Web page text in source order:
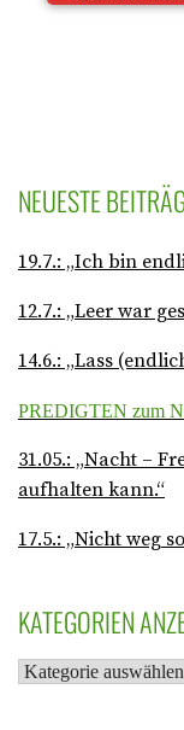
NEUESTE
19.7.: „Ich bin
12.7.: „Leer war
14.6.: „Lass
PREDIGTEN zum
31.05.: „Nacht –
aufhalten kann.“
17.5.: „Nicht weg
KATEGORIEN